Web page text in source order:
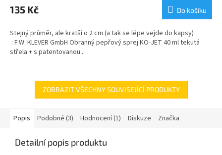
produktu
je
z
5
hvězdiček.
135 Kč Do košíku
Stejný průměr, ale kratší o 2 cm (a tak se lépe vejde do kapsy)
: F.W. KLEVER GmbH Obranný pepřový sprej KO-JET 40 ml tekutá
střela + s patentovanou...
ZOBRAZIT VŠECHNY SOUVISEJÍCÍ PRODUKTY
Popis Podobné (3) Hodnocení (1) Diskuze Značka
Detailní popis produktu